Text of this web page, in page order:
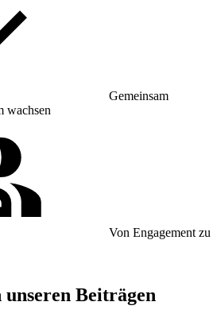
Gemeinsam
wachsen
Von Engagement zu
Beiträgen